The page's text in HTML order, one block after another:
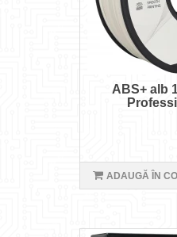
ABS+ alb
ADAUGĂ ÎN